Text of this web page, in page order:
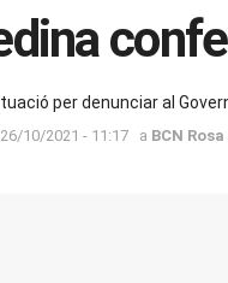
per denunciar al
26/10/2021 - 11:17 a BCN Rosa